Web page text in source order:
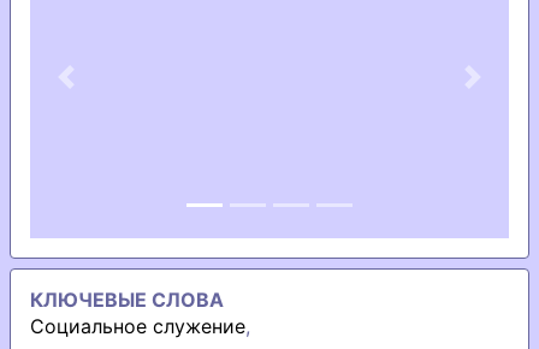
Previous Next
КЛЮЧЕВЫЕ СЛОВА
Социальное служение,